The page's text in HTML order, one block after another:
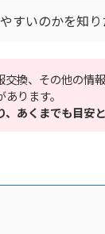
すいのかを知り
換、その他の情
ります。
あくまでも目安